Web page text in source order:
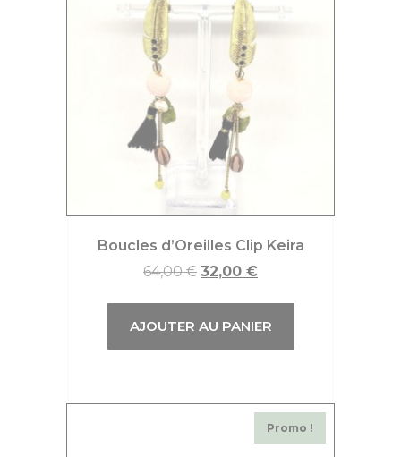
Boucles d’Oreilles Clip Keira
64,00€ 32,00 €
AJOUTER AU PANIER
Promo !